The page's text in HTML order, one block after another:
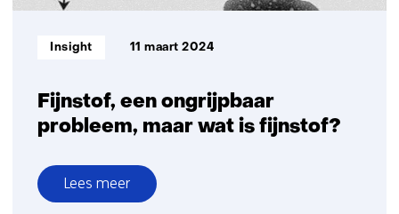
Fijnstof, een ongrijpbaar
probleem, maar wat is fijnstof?
Informatietype:
Insight 11 maart 2024
Lees meer
over